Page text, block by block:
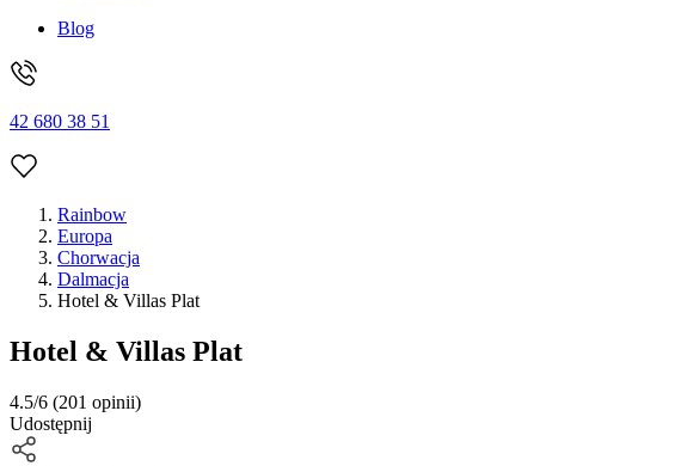
Blog
42 680 38 51
Rainbow
Europa
Chorwacja
Dalmacja
Hotel & Villas Plat
Hotel & Villas Plat
4.5/6 (201 opinii)
Udostępnij